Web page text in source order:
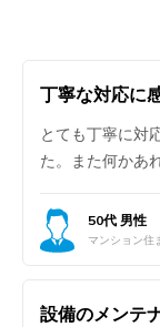
丁寧な対応に
とても丁寧に対
た。また何かあ
50代 男性
マンション住
設備のメンテ